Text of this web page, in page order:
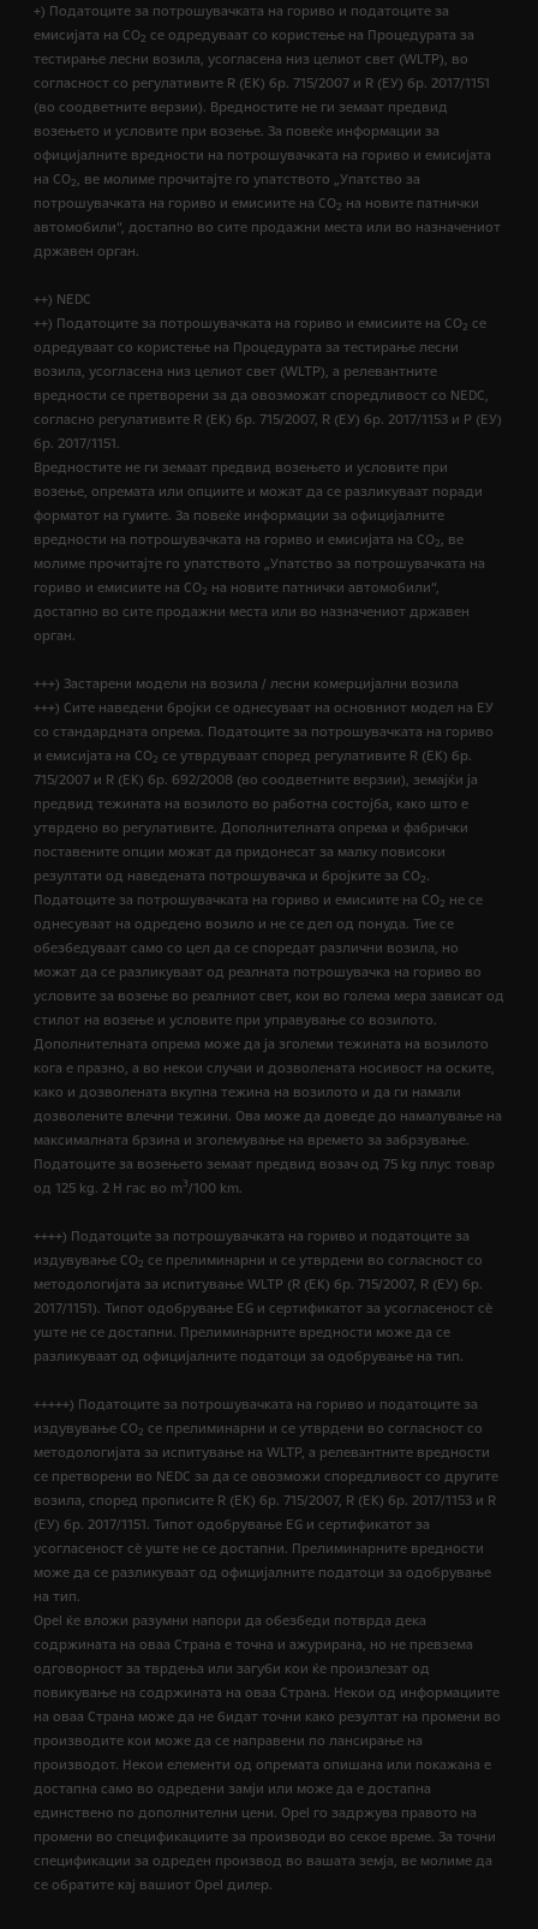
+) Податоците за потрошувачката на гориво и податоците за
емисијата на CO2 се одредуваат со користење на Процедурата за
тестирање лесни возила, усогласена низ целиот свет (WLTP), во
согласност со регулативите R (EК) бр. 715/2007 и R (ЕУ) бр. 2017/1151
(во соодветните верзии). Вредностите не ги земаат предвид
возењето и условите при возење. За повеќе информации за
официјалните вредности на потрошувачката на гориво и емисијата
на CO2, ве молиме прочитајте го упатството „Упатство за
потрошувачката на гориво и емисиите на CO2 на новите патнички
автомобили“, достапно во сите продажни места или во назначениот
државен орган.
++) NEDC
++) Податоците за потрошувачката на гориво и емисиите на CO2 се
одредуваат со користење на Процедурата за тестирање лесни
возила, усогласена низ целиот свет (WLTP), а релевантните
вредности се претворени за да овозможат споредливост со NEDC,
согласно регулативите R (EК) бр. 715/2007, R (ЕУ) бр. 2017/1153 и Р (ЕУ)
бр. 2017/1151.
Вредностите не ги земаат предвид возењето и условите при
возење, опремата или опциите и можат да се разликуваат поради
форматот на гумите. За повеќе информации за официјалните
вредности на потрошувачката на гориво и емисијата на CO2, ве
молиме прочитајте го упатството „Упатство за потрошувачката на
гориво и емисиите на CO2 на новите патнички автомобили“,
достапно во сите продажни места или во назначениот државен
орган.
+++) Застарени модели на возила / лесни комерцијални возила
+++) Сите наведени бројки се однесуваат на основниот модел на ЕУ
со стандардната опрема. Податоците за потрошувачката на гориво
и емисијата на СО2 се утврдуваат според регулативите R (ЕК) бр.
715/2007 и R (ЕК) бр. 692/2008 (во соодветните верзии), земајќи ја
предвид тежината на возилото во работна состојба, како што е
утврдено во регулативите. Дополнителната опрема и фабрички
поставените опции можат да придонесат за малку повисоки
резултати од наведената потрошувачка и бројките за CO2.
Податоците за потрошувачката на гориво и емисиите на CO2 не се
однесуваат на одредено возило и не се дел од понуда. Тие се
обезбедуваат само со цел да се споредат различни возила, но
можат да се разликуваат од реалната потрошувачка на гориво во
условите за возење во реалниот свет, кои во голема мера зависат од
стилот на возење и условите при управување со возилото.
Дополнителната опрема може да ја зголеми тежината на возилото
кога е празно, а во некои случаи и дозволената носивост на оските,
како и дозволената вкупна тежина на возилото и да ги намали
дозволените влечни тежини. Ова може да доведе до намалување на
максималната брзина и зголемување на времето за забрзување.
Податоците за возењето земаат предвид возач од 75 kg плус товар
од 125 kg. 2 H гас во m3/100 km.
++++) Податоциte за потрошувачката на гориво и податоците за
издувување CO2 се прелиминарни и се утврдени во согласност со
методологијата за испитување WLTP (R (EК) бр. 715/2007, R (ЕУ) бр.
2017/1151). Типот одобрување EG и сертификатот за усогласеност сѐ
уште не се достапни. Прелиминарните вредности може да се
разликуваат од официјалните податоци за одобрување на тип.
+++++) Податоците за потрошувачката на гориво и податоците за
издувување CO2 се прелиминарни и се утврдени во согласност со
методологијата за испитување на WLTP, а релевантните вредности
се претворени во NEDC за да се овозможи споредливост со другите
возила, според прописите R (EК) бр. 715/2007, R (ЕК) бр. 2017/1153 и R
(ЕУ) бр. 2017/1151. Типот одобрување EG и сертификатот за
усогласеност сѐ уште не се достапни. Прелиминарните вредности
може да се разликуваат од официјалните податоци за одобрување
на тип.
Opel ќе вложи разумни напори да обезбеди потврда дека
содржината на оваа Страна е точна и ажурирана, но не превзема
одговорност за тврдења или загуби кои ќе произлезат од
повикување на содржината на оваа Страна. Некои од информациите
на оваа Страна може да не бидат точни како резултат на промени во
производите кои може да се направени по лансирање на
производот. Некои елементи од опремата опишана или покажана е
достапна само во одредени замји или може да е достапна
единствено по дополнителни цени. Opel го задржува правото на
промени во спецификациите за производи во секое време. За точни
спецификации за одреден производ во вашата земја, ве молиме да
се обратите кај вашиот Opel дилер.